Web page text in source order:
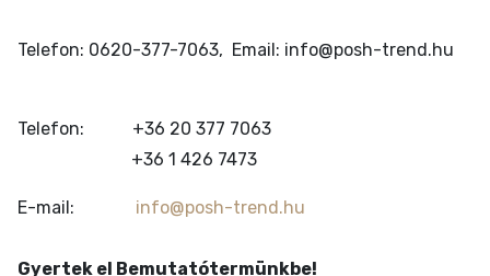
Telefon: 0620-377-7063, Email: info@posh-trend.hu
Telefon:
+36 20 377 7063
+36 1 426 7473
E-mail: info@posh-trend.hu
Gyertek el Bemutatótermünkbe!